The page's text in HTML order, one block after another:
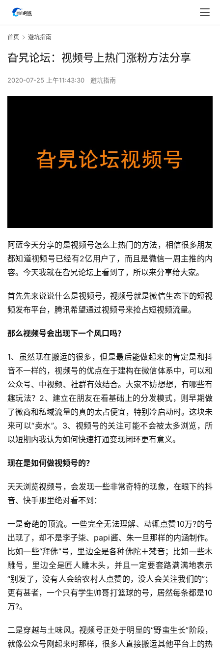
首
页
行
业
快
首页 避坑指南
旮旯论坛：视频号上热门涨粉方法分享
2020-07-25 上午11:43:30 避坑指南
阿蓝今天分享的是视频号怎么上热门的方法，相信很多朋友
都知道视频号已经有2亿用户了，而且是微信一周主推的内
容。今天我就在旮旯论坛上看到了，所以来分享给大家。
首先先来说说什么是视频号，视频号就是微信生态下的短视
频发布平台，腾讯希望通过视频号来抢占短视频流量。
那么视频号会出现下一个风口吗？
1、虽然现在搬运的很多，但是最后能做起来的肯定是和抖
音不一样的，视频号的优点在于建构在微信体系中，可以和
公众号、中视频、社群有效结合。大家不妨想想，有哪些有
趣玩法？2、建立在朋友在看基础上的分发模式，则早期做
了微商和私域流量的真的太占便宜，特别冷启动时。这块未
来可以“卖水”。3、视频号的关注可能不会被太多浏览，所
以短期内我认为如何快速打通变现闭环更有意义。
现在是如何做视频号的？
天天浏览视频号，会发现一些非常奇特的现象，在眼下的抖
音、快手那里绝对看不到：
一是奇葩的顶流。一些完全无法理解、动辄点赞10万?的号
出现了，却不是李子柒、papi酱、朱一旦那样的内涵制作。
比如一些“拜佛”号，里边全是各种佛陀＋梵音；比如一些木
雕号，里边全是匠人雕木头，并且一定要套路满满地表示
“别发了，没有人会给农村人点赞的，没人会关注我们的”；
更有甚者，一个只有学生帅哥打篮球的号，居然每条都是10
万?。
二是穿越与土味风。视频号正处于明显的“野蛮生长”阶段，
就像公众号刚起来时那样，很多人直接搬运其他平台上的热